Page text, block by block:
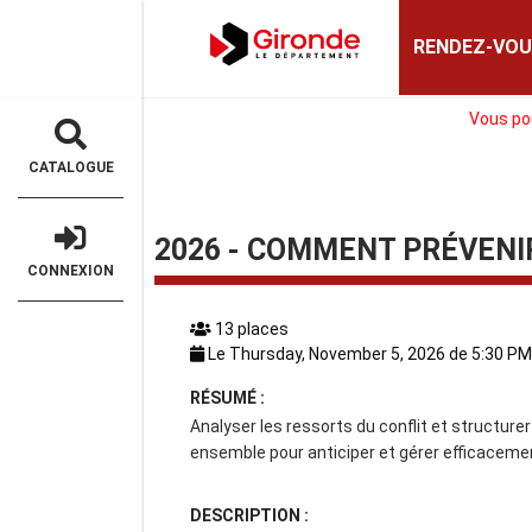
Gironde
RENDEZ-
CATALOGUE
CONNEXION
Vous
2026 - COMMENT
13 places
RÉSUMÉ :
Analyser les ressorts du conflit et
ensemble pour anticiper et gérer
DESCRIPTION :